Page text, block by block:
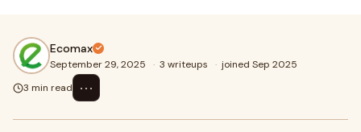
Ecomax
September 29, 2025 · 3 writeups · joined Sep 2025
3 min read
⋯